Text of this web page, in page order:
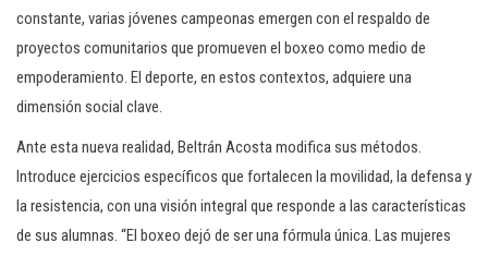
constante, varias jóvenes campeonas emergen con el respaldo de
proyectos comunitarios que promueven el boxeo como medio de
empoderamiento. El deporte, en estos contextos, adquiere una
dimensión social clave.
Ante esta nueva realidad, Beltrán Acosta modifica sus métodos.
Introduce ejercicios específicos que fortalecen la movilidad, la defensa y
la resistencia, con una visión integral que responde a las características
de sus alumnas. “El boxeo dejó de ser una fórmula única. Las mujeres